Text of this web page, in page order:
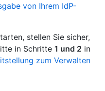
von Ihrem IdP-
stellen Sie sicher,
in Schritte 1 und 2 in
zum Verwalten